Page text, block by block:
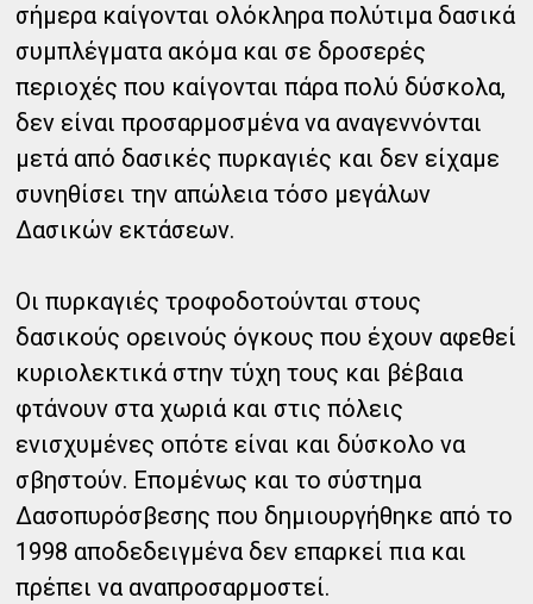
σήμερα καίγονται ολόκληρα πολύτιμα δασικά
συμπλέγματα ακόμα και σε δροσερές
περιοχές που καίγονται πάρα πολύ δύσκολα,
δεν είναι προσαρμοσμένα να αναγεννόνται
μετά από δασικές πυρκαγιές και δεν είχαμε
συνηθίσει την απώλεια τόσο μεγάλων
Δασικών εκτάσεων.
Οι πυρκαγιές τροφοδοτούνται στους
δασικούς ορεινούς όγκους που έχουν αφεθεί
κυριολεκτικά στην τύχη τους και βέβαια
φτάνουν στα χωριά και στις πόλεις
ενισχυμένες οπότε είναι και δύσκολο να
σβηστούν. Επομένως και το σύστημα
Δασοπυρόσβεσης που δημιουργήθηκε από το
1998 αποδεδειγμένα δεν επαρκεί πια και
πρέπει να αναπροσαρμοστεί.